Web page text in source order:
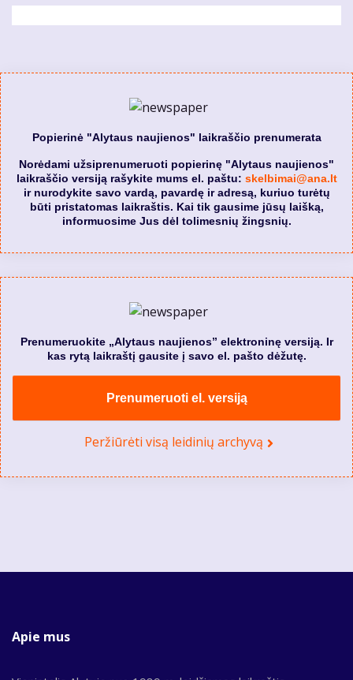
Popierinė "Alytaus naujienos" laikraščio prenumerata
Norėdami užsiprenumeruoti popierinę "Alytaus naujienos"
laikraščio versiją rašykite mums el. paštu: skelbimai@ana.lt
ir nurodykite savo vardą, pavardę ir adresą, kuriuo turėtų
būti pristatomas laikraštis. Kai tik gausime jūsų laišką,
informuosime Jus dėl tolimesnių žingsnių.
Prenumeruokite „Alytaus naujienos” elektroninę versiją. Ir
kas rytą laikraštį gausite į savo el. pašto dėžutę.
Prenumeruoti el. versiją
Peržiūrėti visą leidinių archyvą
Apie mus